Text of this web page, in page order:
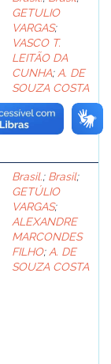
GETULIO
VARGAS;
VASCO T.
LEITÃO DA
CUNHA; A. DE
SOUZA COSTA
Brasil.; Brasil;
GETÚLIO
VARGAS;
ALEXANDRE
MARCONDES
FILHO; A. DE
SOUZA COSTA